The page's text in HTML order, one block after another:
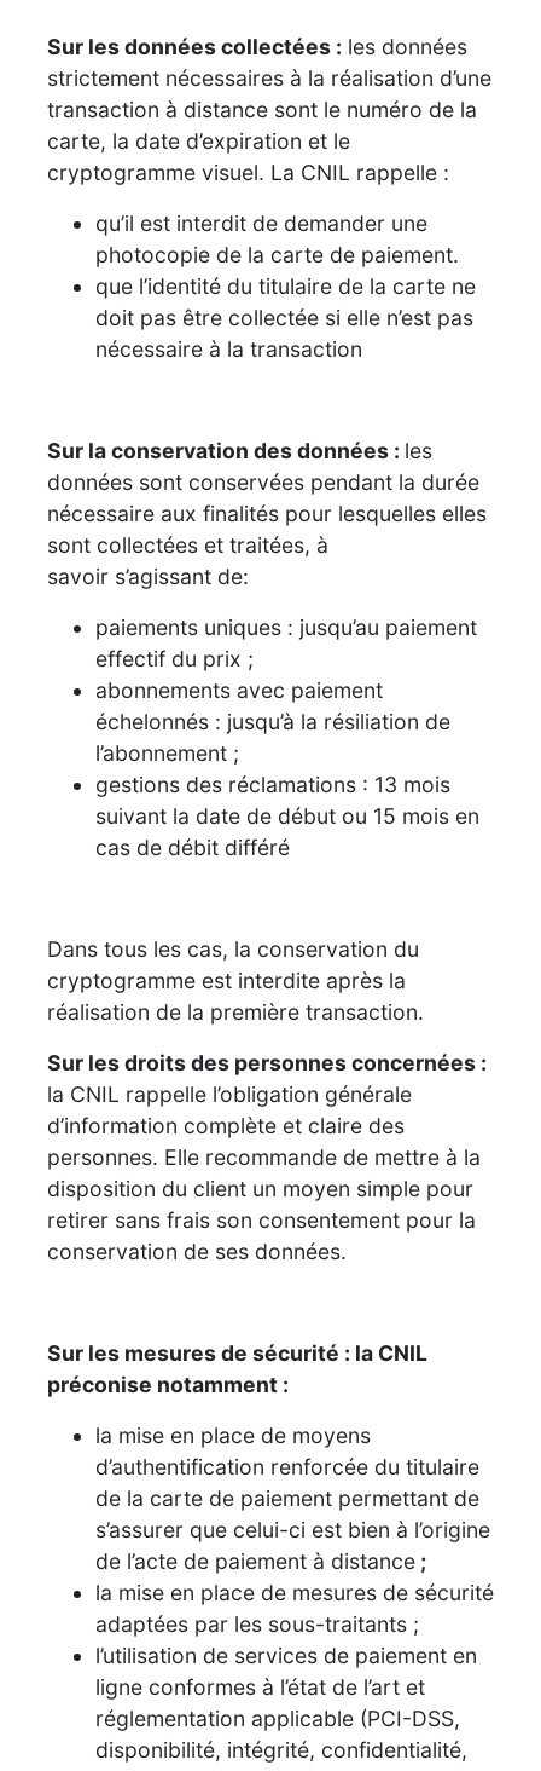
Sur les données collectées : les données
strictement nécessaires à la réalisation d’une
transaction à distance sont le numéro de la
carte, la date d’expiration et le
cryptogramme visuel. La CNIL rappelle :
qu’il est interdit de demander une
photocopie de la carte de paiement.
que l’identité du titulaire de la carte ne
doit pas être collectée si elle n’est pas
nécessaire à la transaction
Sur la conservation des données : les
données sont conservées pendant la durée
nécessaire aux finalités pour lesquelles elles
sont collectées et traitées, à
savoir s’agissant de:
paiements uniques : jusqu’au paiement
effectif du prix ;
abonnements avec paiement
échelonnés : jusqu’à la résiliation de
l’abonnement ;
gestions des réclamations : 13 mois
suivant la date de début ou 15 mois en
cas de débit différé
Dans tous les cas, la conservation du
cryptogramme est interdite après la
réalisation de la première transaction.
Sur les droits des personnes concernées :
la CNIL rappelle l’obligation générale
d’information complète et claire des
personnes. Elle recommande de mettre à la
disposition du client un moyen simple pour
retirer sans frais son consentement pour la
conservation de ses données.
Sur les mesures de sécurité : la CNIL
préconise notamment :
la mise en place de moyens
d’authentification renforcée du titulaire
de la carte de paiement permettant de
s’assurer que celui-ci est bien à l’origine
de l’acte de paiement à distance ;
la mise en place de mesures de sécurité
adaptées par les sous-traitants ;
l’utilisation de services de paiement en
ligne conformes à l’état de l’art et
réglementation applicable (PCI-DSS,
disponibilité, intégrité, confidentialité,